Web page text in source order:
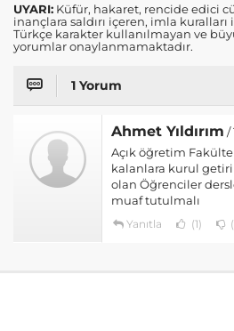
UYARI: Küfür, hakaret, rencide edici
inançlara saldırı içeren, imla kuralları
Türkçe karakter kullanılmayan ve
yorumlar onaylanmamaktadır.
1 Yorum
Ahmet Yıldırım /
Açık öğretim
kalanlara kurul
olan Öğrenciler
muaf tutulmalı
Yanıtla (1)